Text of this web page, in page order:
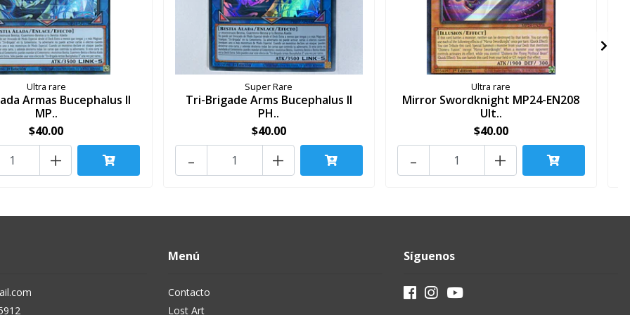
Ultra rare
Armas Bucephalus II
MP..
$40.00
+
Super Rare
Tri-Brigade Arms Bucephalus II
PH..
$40.00
+
-
Ultra rare
Mirror Swordknight MP24-EN208
Ult..
$40.00
+
-
Menú
Contacto
Lost Art
Síguenos